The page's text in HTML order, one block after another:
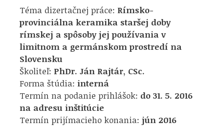
Téma dizertačnej práce: Rímsko-
provinciálna keramika staršej doby
rímskej a spôsoby jej používania v
limitnom a germánskom prostredí na
Slovensku
Školiteľ: PhDr. Ján Rajtár, CSc.
Forma štúdia: interná
Termín na podanie prihlášok: do 31. 5. 2016
na adresu inštitúcie
Termín prijímacieho konania: jún 2016